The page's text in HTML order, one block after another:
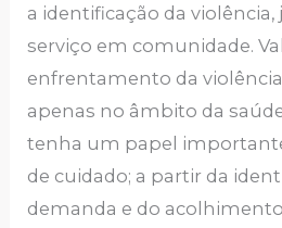
a identificação da
serviço em comunidade.
enfrentamento da
apenas no âmbito da
tenha um papel
de cuidado; a partir da
demanda e do